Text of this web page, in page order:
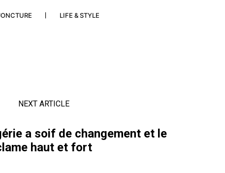
LIFE & STYLE
NEXT ARTICLE
a soif de changement et le
haut et fort